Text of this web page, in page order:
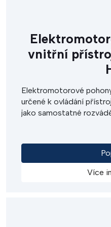
vnitřní
Elektromotorové
určené k ovládání
jako samostatné
ovládání a základní
Pohony typu SPT-CB,
životností a
Více